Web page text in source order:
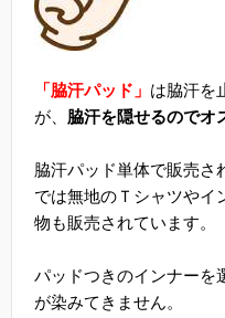
「脇汗パッド」 は脇汗を
が、 脇汗を隠せるのでオ
脇汗パッド単体で販売さ
では無地のＴシャツやイ
物も販売されています。
パッドつきのインナーを
が染みてきません。